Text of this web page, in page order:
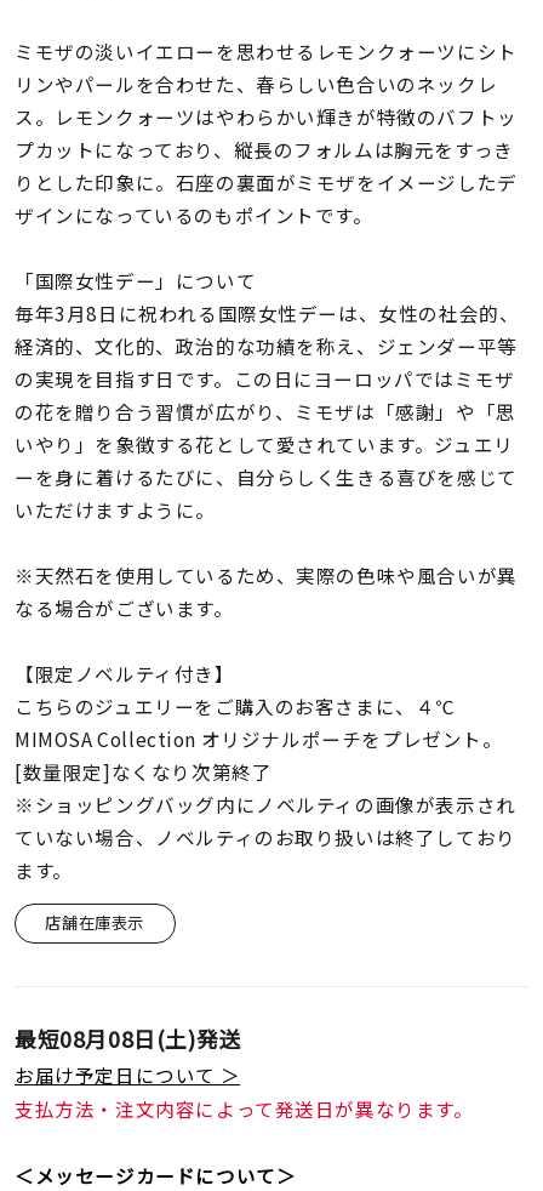
コレクション
レディース
リングサイズ
～
メンズ
リングサイズ
～
価格 ¥0
在庫
ミモザの淡いイエローを思わせるレモンクォーツにシト
リンやパールを合わせた、春らしい色合いのネックレ
ス。レモンクォーツはやわらかい輝きが特徴のバフトッ
プカットになっており、縦長のフォルムは胸元をすっき
りとした印象に。石座の裏面がミモザをイメージしたデ
ザインになっているのもポイントです。
「国際女性デー」について
毎年3月8日に祝われる国際女性デーは、女性の社会的、
経済的、文化的、政治的な功績を称え、ジェンダー平等
の実現を目指す日です。この日にヨーロッパではミモザ
の花を贈り合う習慣が広がり、ミモザは「感謝」や「思
いやり」を象徴する花として愛されています。ジュエリ
ーを身に着けるたびに、自分らしく生きる喜びを感じて
いただけますように。
※天然石を使用しているため、実際の色味や風合いが異
なる場合がございます。
【限定ノベルティ付き】
こちらのジュエリーをご購入のお客さまに、４℃
MIMOSA Collection オリジナルポーチをプレゼント。
[数量限定]なくなり次第終了
※ショッピングバッグ内にノベルティの画像が表示され
ていない場合、ノベルティのお取り扱いは終了しており
ます。
店舗在庫表示
最短08月08日(土)発送
お届け予定日について ＞
支払方法・注文内容によって発送日が異なります。
＜メッセージカードについて＞